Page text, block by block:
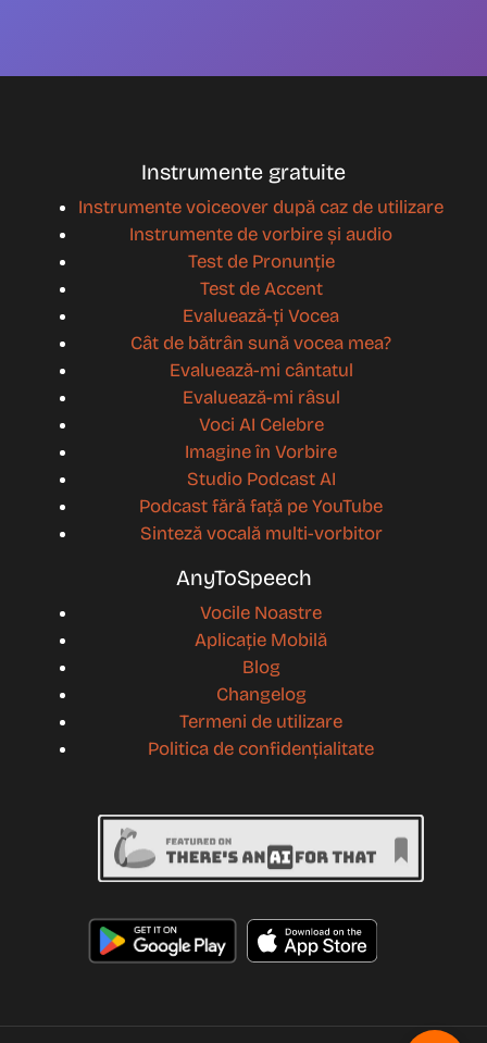
Instrumente gratuite
Instrumente voiceover după caz de utilizare
Instrumente de vorbire și audio
Test de Pronunție
Test de Accent
Evaluează-ți Vocea
Cât de bătrân sună vocea mea?
Evaluează-mi cântatul
Evaluează-mi râsul
Voci AI Celebre
Imagine în Vorbire
Studio Podcast AI
Podcast fără față pe YouTube
Sinteză vocală multi-vorbitor
AnyToSpeech
Vocile Noastre
Aplicație Mobilă
Blog
Changelog
Termeni de utilizare
Politica de confidențialitate